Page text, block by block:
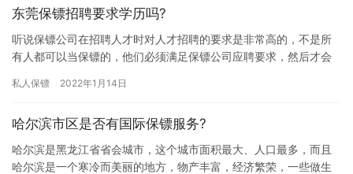
东莞保镖招聘要求学历吗?
听说保镖公司在招聘人才时对人才招聘的要求是非常高的，不是所
有人都可以当保镖的，他们必须满足保镖公司应聘要求，然后才会
镖招聘…
私人保镖 2022年1月14日
哈尔滨市区是否有国际保镖服务?
哈尔滨是黑龙江省省会城市，这个城市面积最大、人口最多，而且
哈尔滨是一个寒冷而美丽的地方，物产丰富，经济繁荣，一些做生